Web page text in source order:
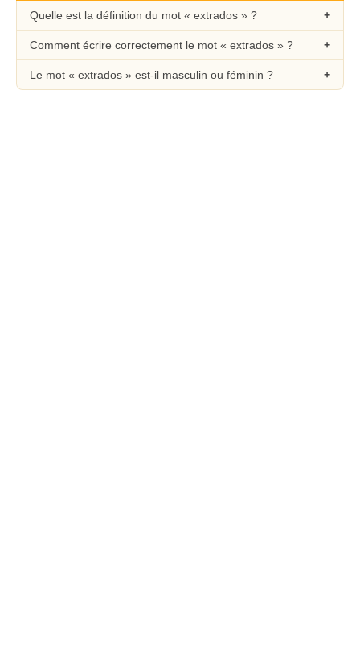
Quelle est la définition du mot « extrados » ?
Comment écrire correctement le mot « extrados » ?
Le mot « extrados » est-il masculin ou féminin ?